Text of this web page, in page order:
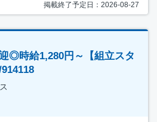
掲載終了予定日：2026-08-27
◎時給1,280円～【組立スタ